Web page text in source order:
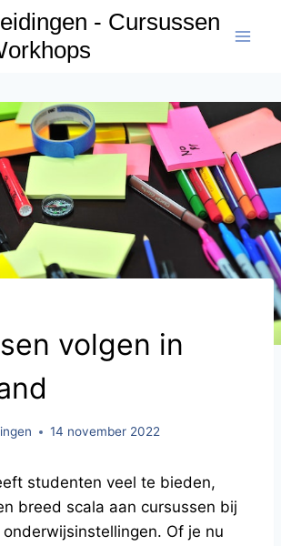
- Cursussen
volgen in
14 november 2022
studenten veel te bieden,
breed scala aan cursussen bij
Of je nu